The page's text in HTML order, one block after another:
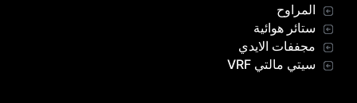
المراوح
ستائر هوائية
مجففات الايدي
سيتي مالتي VRF